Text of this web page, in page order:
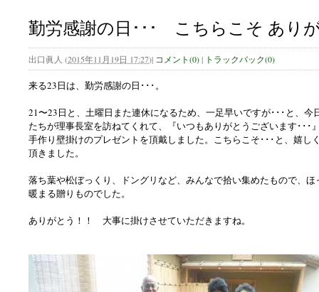
勤労感謝の日･･･ こちらこそ あり
出口眞人 (2015年11月19日 17:27)| コメント(0)| トラックバック(0)
来る23日は、勤労感謝の日･･･。
21〜23日と、土曜日また連休になるため、一足早いですが･･･と、今
たちが理事長室を訪ねてくれて、『いつもありがとうございます･･･
手作り壁掛けのプレゼントを頂戴しました。こちらこそ･･･と、嬉し
頂きました。
落ち葉や松ぼっくり、ドングリなど、みんなで拾い集めたもので、ほ
暖まる贈りものでした。
ありがとう！！ 大事に掛けさせていただきますね。